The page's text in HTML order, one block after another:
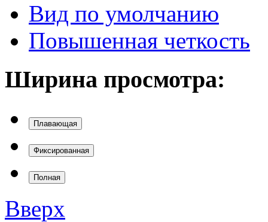
Вид по умолчанию
Повышенная четкость
Ширина просмотра:
Плавающая
Фиксированная
Полная
Вверх